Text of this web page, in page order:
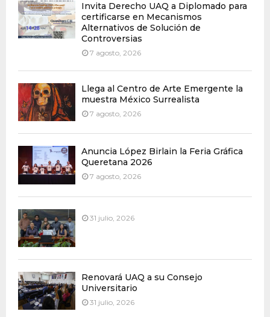
Invita Derecho UAQ a Diplomado para
certificarse en Mecanismos
Alternativos de Solución de
Controversias
7 agosto, 2026
Llega al Centro de Arte Emergente la
muestra México Surrealista
7 agosto, 2026
Anuncia López Birlain la Feria Gráfica
Queretana 2026
7 agosto, 2026
31 julio, 2026
Renovará UAQ a su Consejo
Universitario
31 julio, 2026